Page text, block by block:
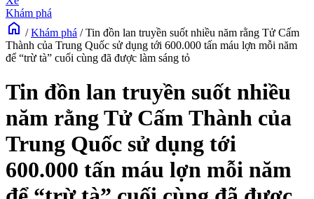
Khám phá
home / Khám phá / Tin đồn lan truyền suốt nhiều năm rằng Tử Cấm
Thành của Trung Quốc sử dụng tới 600.000 tấn máu lợn mỗi năm
để “trừ tà” cuối cùng đã được làm sáng tỏ
Tin đồn lan truyền suốt nhiều
năm rằng Tử Cấm Thành của
Trung Quốc sử dụng tới
600.000 tấn máu lợn mỗi năm